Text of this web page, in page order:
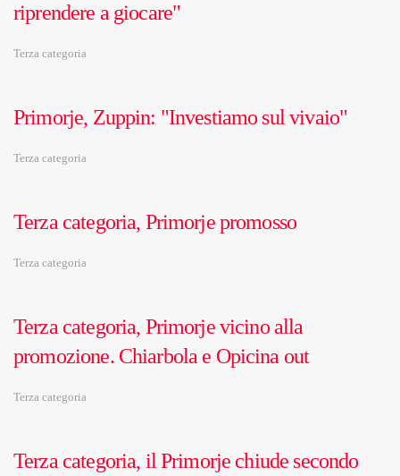
riprendere a giocare"
Terza categoria
Primorje, Zuppin: "Investiamo sul vivaio"
Terza categoria
Terza categoria, Primorje promosso
Terza categoria
Terza categoria, Primorje vicino alla
promozione. Chiarbola e Opicina out
Terza categoria
Terza categoria, il Primorje chiude secondo